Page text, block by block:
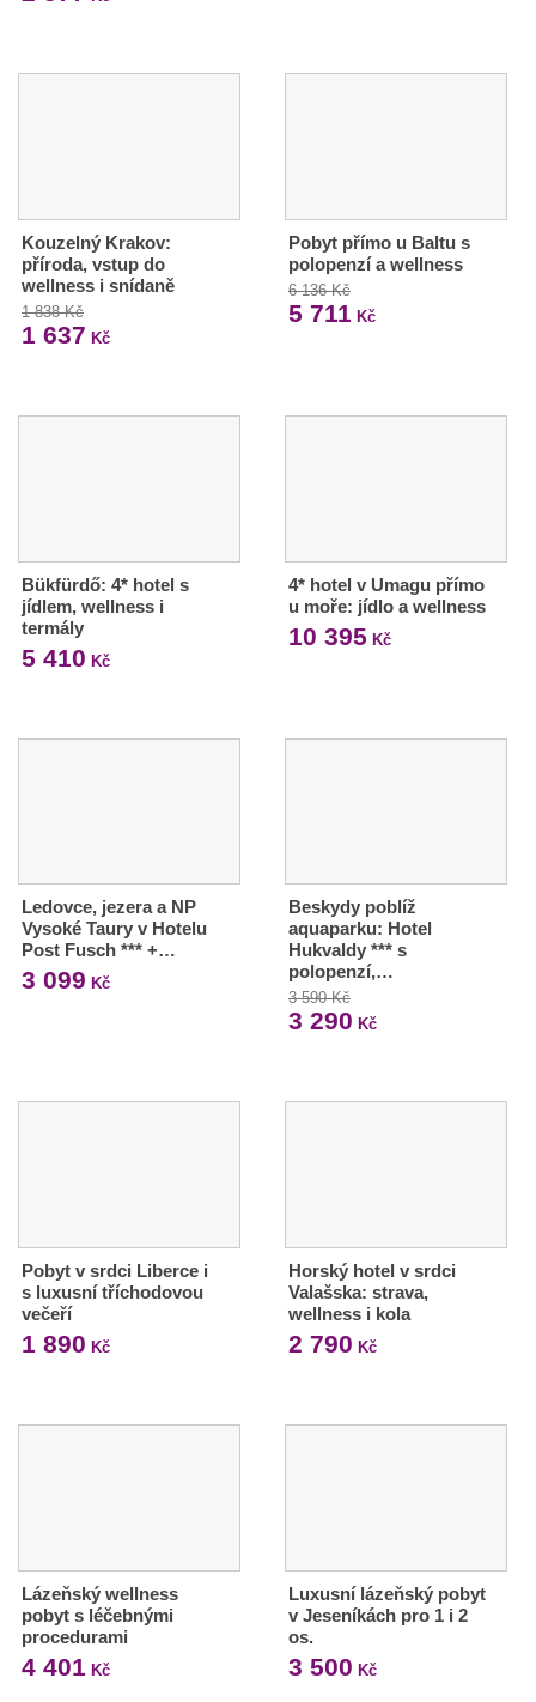
Kouzelný Krakov:
příroda, vstup do
wellness i snídaně
1 838 Kč
1 637 Kč
Pobyt přímo u Baltu s
polopenzí a wellness
6 136 Kč
5 711 Kč
Bükfürdő: 4* hotel s
jídlem, wellness i
termály
5 410 Kč
4* hotel v Umagu přímo
u moře: jídlo a wellness
10 395 Kč
Ledovce, jezera a NP
Vysoké Taury v Hotelu
Post Fusch *** +…
3 099 Kč
Beskydy poblíž
aquaparku: Hotel
Hukvaldy *** s
polopenzí,…
3 590 Kč
3 290 Kč
Pobyt v srdci Liberce i
s luxusní tříchodovou
večeří
1 890 Kč
Horský hotel v srdci
Valašska: strava,
wellness i kola
2 790 Kč
Lázeňský wellness
pobyt s léčebnými
procedurami
4 401 Kč
Luxusní lázeňský pobyt
v Jeseníkách pro 1 i 2
os.
3 500 Kč